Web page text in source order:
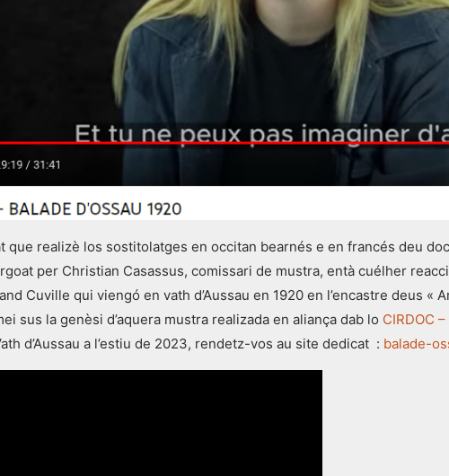
que realizè los sostitolatges en occitan bearnés e en francés deu
per Christian Casassus, comissari de mustra, entà cuélher
Cuville qui viengó en vath d’Aussau en 1920 en l’encastre deus «
sus la genèsi d’aquera mustra realizada en aliança dab lo CIRDOC
d’Aussau a l’estiu de 2023, rendetz-vos au site dedicat : balade-